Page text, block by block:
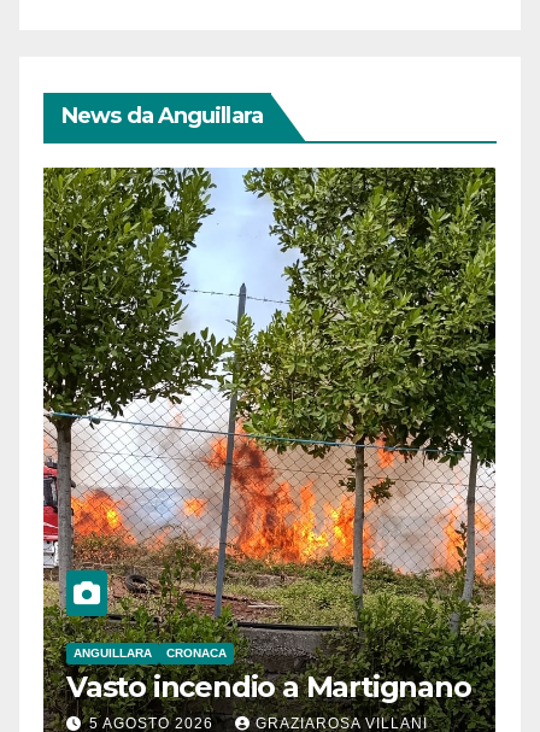
News da Anguillara
ANGUILLARA CRONACA
Vasto incendio a Martignano
5 AGOSTO 2026 GRAZIAROSA VILLANI